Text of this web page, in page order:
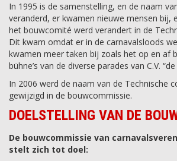
In 1995 is de samenstelling, en de naam
veranderd, er kwamen nieuwe mensen bij,
het bouwcomité werd verandert in de
Dit kwam omdat er in de carnavalsloods
kwamen meer taken bij zoals het op en af
bühne’s van de diverse parades van C.V. “de
In 2006 werd de naam van de Technische
gewijzigd in de bouwcommissie.
DOELSTELLING VAN DE
De bouwcommissie van
stelt zich tot doel: